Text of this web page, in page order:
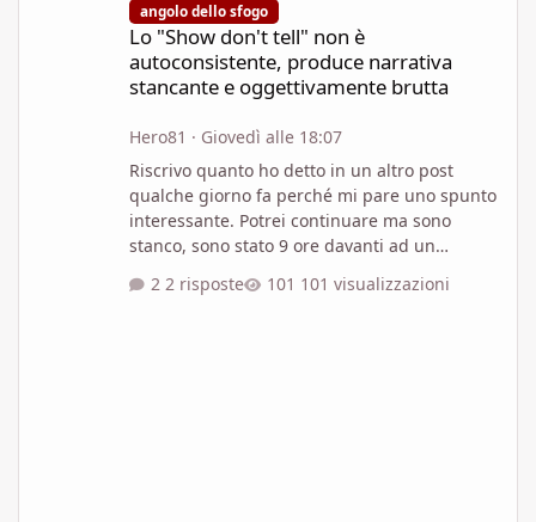
angolo dello sfogo
Lo "Show don't tell" non è
autoconsistente, produce narrativa
stancante e oggettivamente brutta
Hero81 · Giovedì alle 18:07
Riscrivo quanto ho detto in un altro post
qualche giorno fa perché mi pare uno spunto
interessante. Potrei continuare ma sono
stanco, sono stato 9 ore davanti ad un
limito ad invocare Gemini in mio soccorso... In
2 risposte 101 visualizzazioni